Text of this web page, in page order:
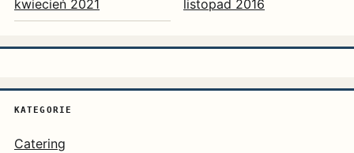
kwiecień 2021 listopad 2016
KATEGORIE
Catering